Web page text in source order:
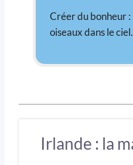
Créer du bonheur
oiseaux dans le ciel.
Irlande : la